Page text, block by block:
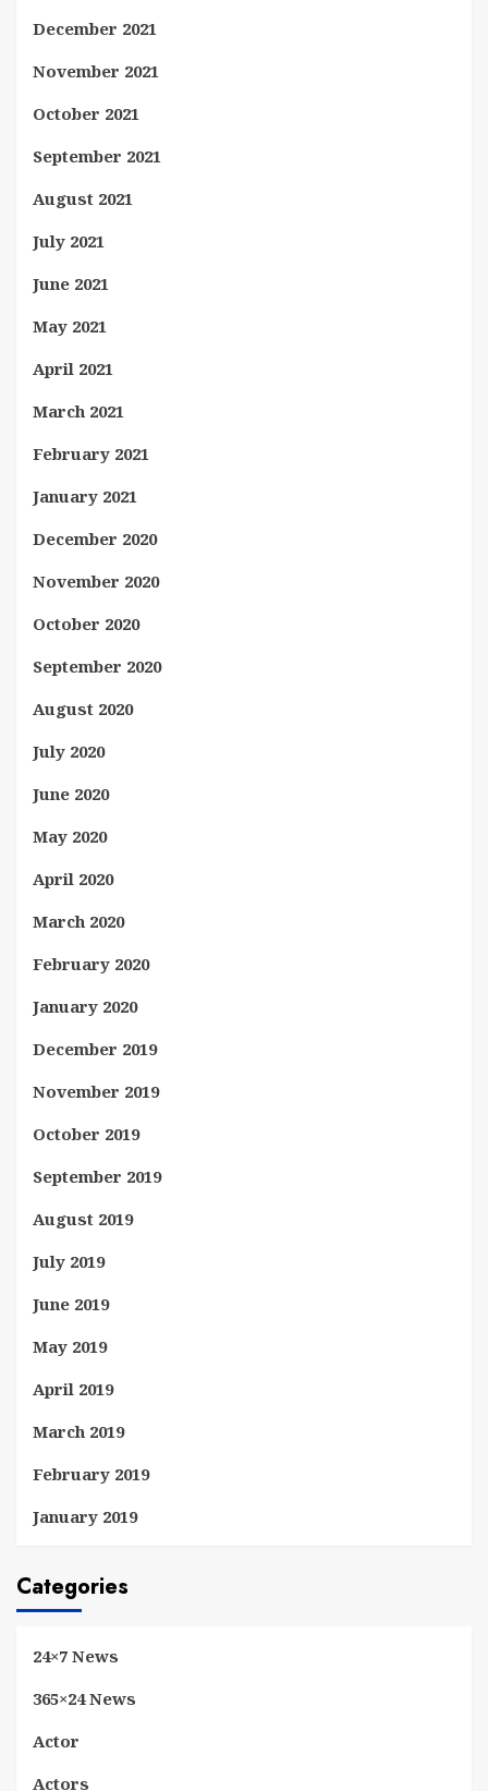
December 2021
November 2021
October 2021
September 2021
August 2021
July 2021
June 2021
May 2021
April 2021
March 2021
February 2021
January 2021
December 2020
November 2020
October 2020
September 2020
August 2020
July 2020
June 2020
May 2020
April 2020
March 2020
February 2020
January 2020
December 2019
November 2019
October 2019
September 2019
August 2019
July 2019
June 2019
May 2019
April 2019
March 2019
February 2019
January 2019
Categories
24×7 News
365×24 News
Actor
Actors